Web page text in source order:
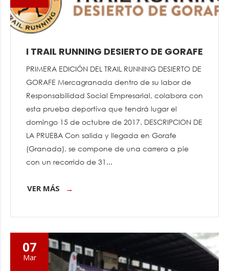
I TRAIL RUNNING DESIERTO DE GORAFE
PRIMERA EDICIÓN DEL TRAIL RUNNING DESIERTO DE
GORAFE Mercagranada dentro de su labor de
Responsabilidad Social Empresarial, colabora con
esta prueba deportiva que tendrá lugar el
domingo 15 de octubre de 2017. DESCRIPCION DE
LA PRUEBA Con salida y llegada en Gorafe
(Granada), se compone de una carrera a pie
con un recorrido de 31...
VER MÁS
07
Mar